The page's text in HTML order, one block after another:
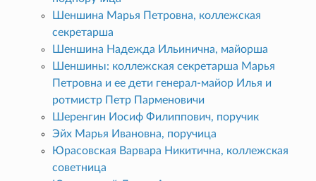
Шеншина Марья Петровна, коллежская
секретарша
Шеншина Надежда Ильинична, майорша
Шеншины: коллежская секретарша Марья
Петровна и ее дети генерал-майор Илья и
ротмистр Петр Парменовичи
Шеренгин Иосиф Филиппович, поручик
Эйх Марья Ивановна, поручица
Юрасовская Варвара Никитична, коллежская
советница